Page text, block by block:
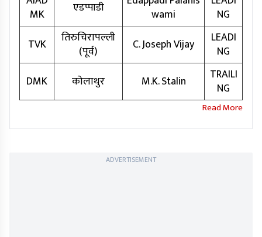
MK
एडप्पाडी
wami
NG
TVK
तिरुचिरापल्ली
(पूर्व)
C. Joseph Vijay
LEADI
NG
DMK
कोलाथुर M.K. Stalin
TRAILI
NG
ADVERTISEMENT